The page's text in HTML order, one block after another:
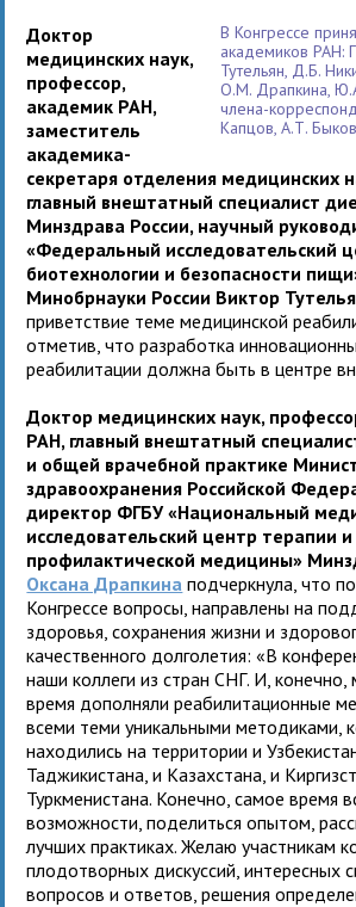
В Конгрессе
академиков РАН:
Тутельян, Д.Б.
О.М. Драпкина,
члена-
Капцов, А.Т.
Доктор
медицинских наук,
профессор,
академик РАН,
заместитель
академика-
секретаря отделения медицинских
главный внештатный специалист
Минздрава России, научный
«Федеральный исследовательский
биотехнологии и безопасности
Минобрнауки России Виктор
приветствие теме медицинской
отметив, что разработка
реабилитации должна быть в центре
Доктор медицинских наук,
РАН, главный внештатный
и общей врачебной практике
здравоохранения Российской
директор ФГБУ «Национальный
исследовательский центр терапии и
профилактической медицины»
Оксана Драпкина подчеркнула, что
Конгрессе вопросы, направлены на
здоровья, сохранения жизни и
качественного долголетия: «В
наши коллеги из стран СНГ. И, конечно,
время дополняли реабилитационные
всеми теми уникальными методиками,
находились на территории и
Таджикистана, и Казахстана, и
Туркменистана. Конечно, самое время
возможности, поделиться опытом,
лучших практиках. Желаю участникам
плодотворных дискуссий, интересных
вопросов и ответов, решения